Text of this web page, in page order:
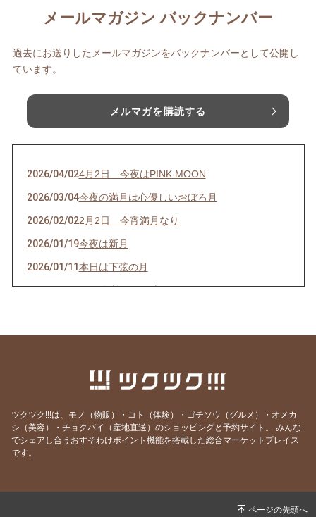
メールマガジン バックナンバー
過去にお送りしたメールマガジンをバックナンバーとして公開し
ています。
メルマガを購読する
2026/04/024月2日 今夜はPINK MOON
2026/03/04今夜の満月は心優しいおぼろ月
2026/02/022月2日 今宵満月なり
2026/01/19今夜は新月
2026/01/11本日は下弦の月
2026/01/072026年神々しい太陽と月
今夜は中秋の名月 そして明日は望（満月）
也！
2024/01/12Re Start moon!!
今夜はHARVEST MOON 中秋の名月なり
ツクツク!!!は、モノ（物販）・コト（体験）・ゴチソウ（グルメ）・オメカ
シ（美容）・チョクバイ（産地直送）のショッピングと予約サイト。
みんな
でシェアし合うおすそわけポイント機能を搭載した総合マーケットプレイス
です。